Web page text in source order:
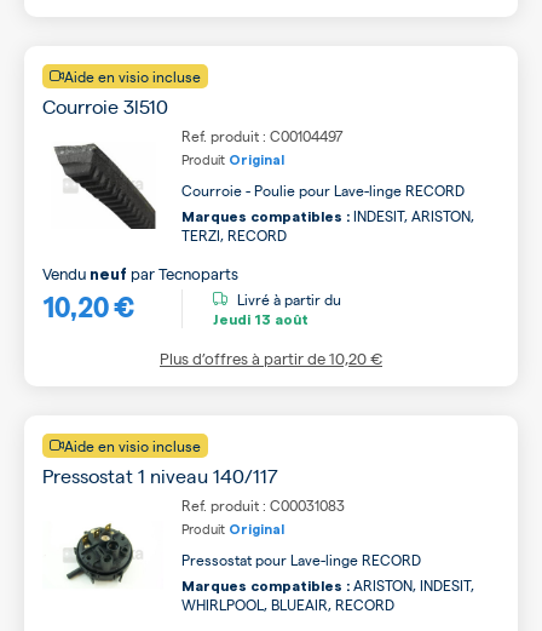
Aide en visio incluse
Courroie 3l510
Ref. produit : C00104497
Produit Original
Courroie - Poulie pour Lave-linge RECORD
Marques compatibles : INDESIT, ARISTON,
TERZI, RECORD
10,20 €
Vendu neuf parTecnoparts
Livré à partir du
Jeudi 13 août
Plus d’offres à partir de10,20 €
Aide en visio incluse
Pressostat 1 niveau 140/117
Ref. produit : C00031083
Produit Original
Pressostat pour Lave-linge RECORD
Marques compatibles : ARISTON, INDESIT,
WHIRLPOOL, BLUEAIR, RECORD